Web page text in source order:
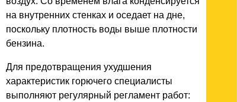
на внутренних стенках и оседает на дне,
поскольку плотность воды выше плотности
бензина.
Для предотвращения ухудшения
характеристик горючего специалисты
выполняют регулярный регламент работ: